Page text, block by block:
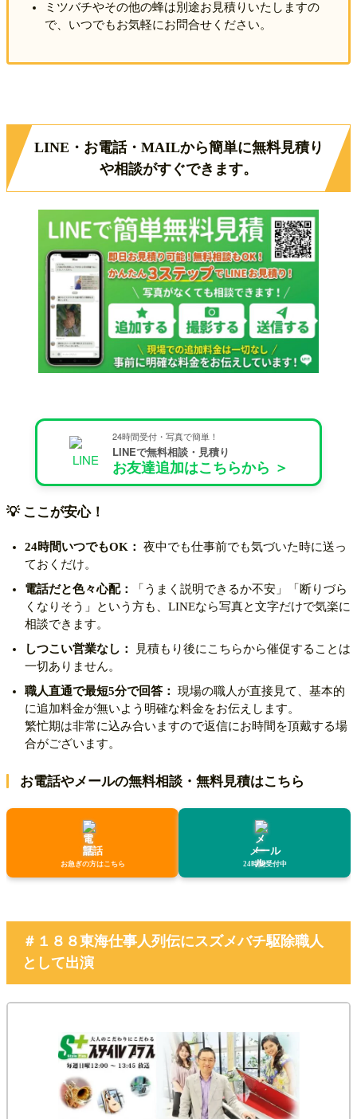
ミツバチやその他の蜂は別途お見積りいたしますの
で、いつでもお気軽にお問合せください。
LINE・お電話・MAILから簡単に無料見積り
や相談がすぐできます。
24時間受付・写真で簡単！
LINEで無料相談・見積り
お友達追加はこちらから ＞
💡 ここが安心！
24時間いつでもOK：
夜中でも仕事前でも気づいた時に送っ
ておくだけ。
電話だと色々心配：
「うまく説明できるか不安」「断りづら
くなりそう」という方も、LINEなら写真と文字だけで気楽に
相談できます。
しつこい営業なし：
見積もり後にこちらから催促することは
一切ありません。
職人直通で最短5分で回答：
現場の職人が直接見て、基本的
に追加料金が無いよう明確な料金をお伝えします。
繁忙期は非常に込み合いますので返信にお時間を頂戴する場
合がございます。
お電話やメールの無料相談・無料見積はこちら
電話
お急ぎの方はこちら
メール
24時間受付中
＃１８８東海仕事人列伝にスズメバチ駆除職人
として出演